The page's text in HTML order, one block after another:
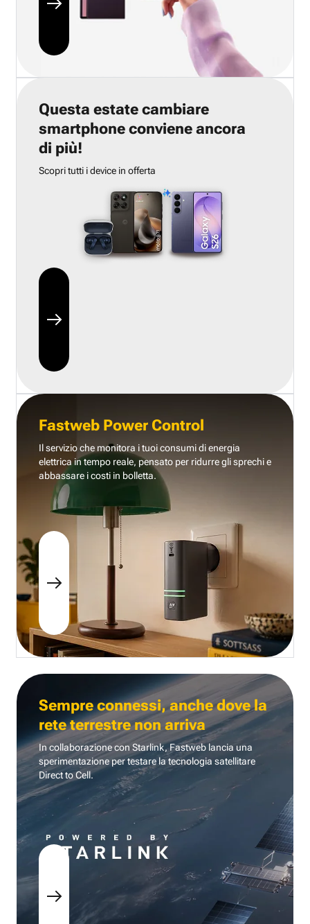
Questa estate cambiare
smartphone conviene ancora
di più!
Scopri tutti i device in offerta
Fastweb Power Control
Il servizio che monitora i tuoi consumi di energia
elettrica in tempo reale, pensato per ridurre gli sprechi e
abbassare i costi in bolletta.
Sempre connessi, anche dove la
rete terrestre non arriva
In collaborazione con Starlink, Fastweb lancia una
sperimentazione per testare la tecnologia satellitare
Direct to Cell.